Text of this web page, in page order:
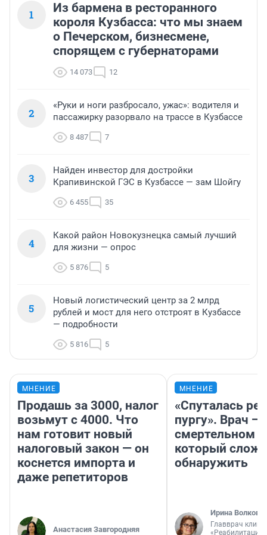
1
Из бармена в ресторанного
короля Кузбасса: что мы знаем
о Печерском, бизнесмене,
спорящем с губернаторами
14 073 12
2
«Руки и ноги разбросало, ужас»: водителя и
пассажирку разорвало на трассе в Кузбассе
8 487 7
3
Найден инвестор для достройки
Крапивинской ГЭС в Кузбассе — зам Шойгу
6 455 35
4
Какой район Новокузнецка самый лучший
для жизни — опрос
5 876 5
5
Новый логистический центр за 2 млрд
рублей и мост для него отстроят в Кузбассе
— подробности
5 816 5
МНЕНИЕ
Продашь за 3000, налог
возьмут с 4000. Что
нам готовит новый
налоговый закон — он
коснется импорта и
даже репетиторов
Анастасия Завгородняя
МНЕНИЕ
«Спуталась
пургу». Врач —
смертельном
который
обнаружить
Ирина Волкова
Главврач
«Реабилитация